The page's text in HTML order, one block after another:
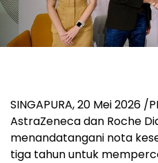
SINGAPURA,20 Mei 2026 /
AstraZeneca dan Roche
menandatangani nota
tiga tahun untuk